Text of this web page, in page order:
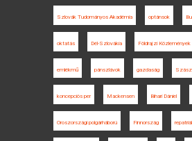
Szlovák Tudományos Akadémia optánsok
oktatás Dél-Szlovákia Földrajzi Közlemények
emlékmű pánszlávok gazdaság
koncepciós per Mackensen Bihari Dániel
Oroszországi polgárháború Finnország